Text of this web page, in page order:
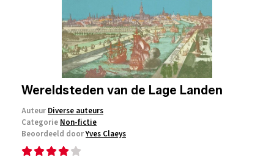
Wereldsteden van de Lage Landen
Auteur Diverse auteurs
Categorie Non-fictie
Beoordeeld doorYves Claeys